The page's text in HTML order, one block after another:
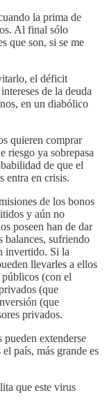
la prima de
Al final sólo
que son, si se me
el déficit
de la deuda
en un diabólico
quieren comprar
riesgo ya sobrepasa
de que el
entra en crisis.
de los bonos
y aún no
poseen han de dar
balances, sufriendo
invertido. Si la
llevarles a ellos
públicos (con el
(que
(que
privados.
extenderse
país, más grande es
que este virus